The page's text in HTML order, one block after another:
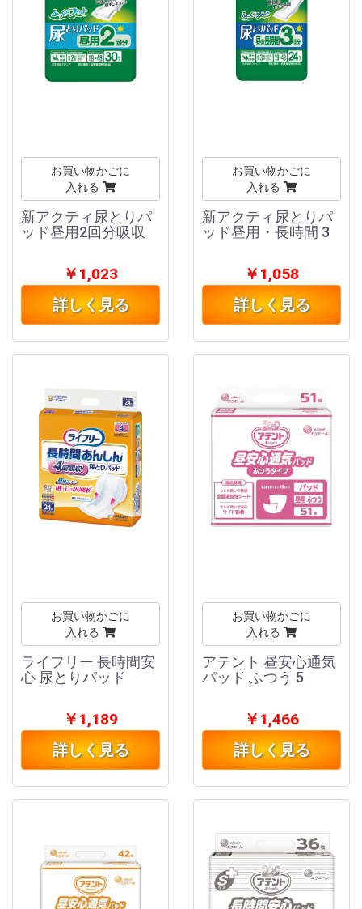
お買い物かごに
入れる
新アクティ尿とりパ
ッド昼用2回分吸収
￥1,023
詳しく見る
お買い物かごに
入れる
新アクティ尿とりパ
ッド昼用・長時間 3
￥1,058
詳しく見る
お買い物かごに
入れる
ライフリー 長時間安
心 尿とりパッド
￥1,189
詳しく見る
お買い物かごに
入れる
アテント 昼安心通気
パッド ふつう 5
￥1,466
詳しく見る